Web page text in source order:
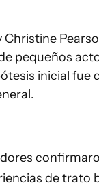
Christine
pequeños
inicial fue
de trato